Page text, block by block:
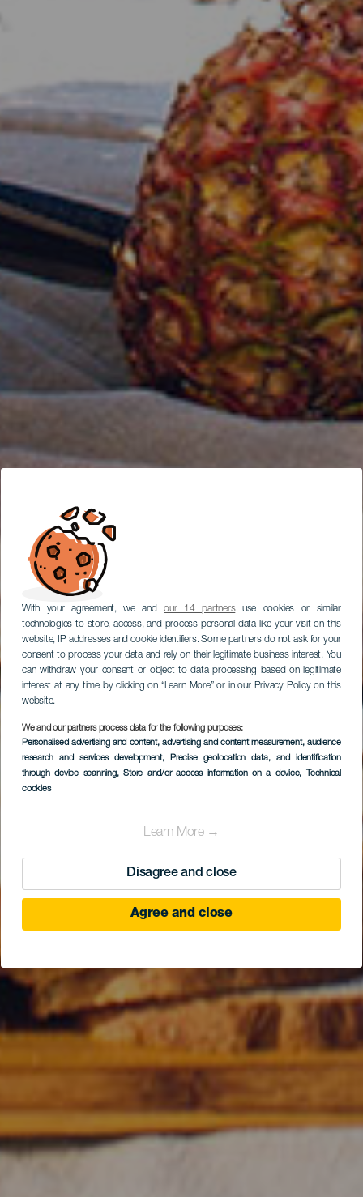
With your agreement, we andour 14 partnersuse cookies or similar
technologies to store, access, and process personal data like your visit on this
website, IP addresses and cookie identifiers. Some partners do not ask for your
consent to process your data and rely on their legitimate business interest. You
can withdraw your consent or object to data processing based on legitimate
interest at any time by clicking on “Learn More” or in our Privacy Policy on this
website.
We and our partners process data for the following purposes:
Personalised advertising and content, advertising and content measurement, audience
research and services development, Precise geolocation data, and identification
through device scanning, Store and/or access information on a device, Technical
cookies
Learn More →
Disagree and close
Agree and close